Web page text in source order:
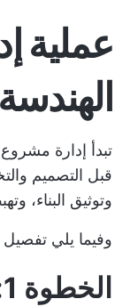
عملية
تبدأ إدارة
قبل التصميم
وتوثيق البناء،
وفيما يلي